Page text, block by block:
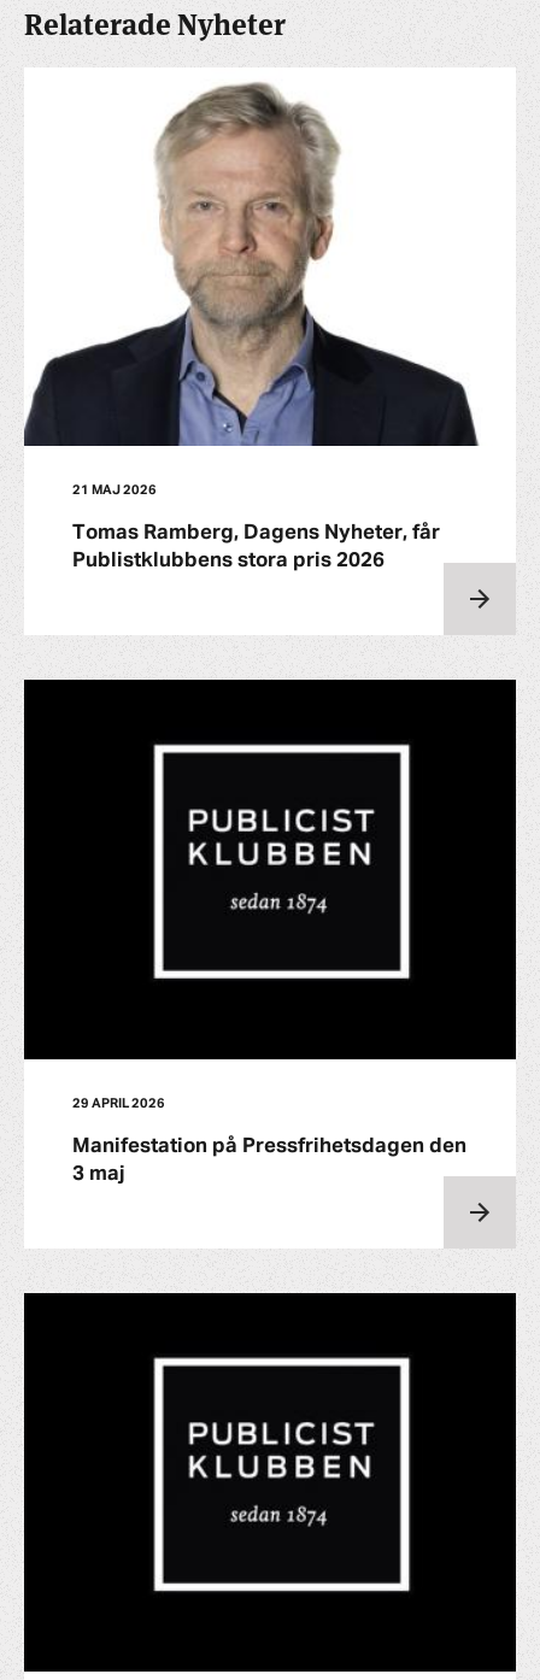
Relaterade Nyheter
21 MAJ 2026
Tomas Ramberg, Dagens Nyheter, får
Publistklubbens stora pris 2026
29 APRIL 2026
Manifestation på Pressfrihetsdagen den
3 maj